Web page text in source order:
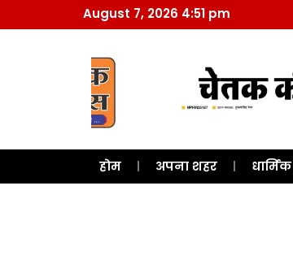
August 7, 2026 4:51 pm
होम अपना शहर धार्मिक